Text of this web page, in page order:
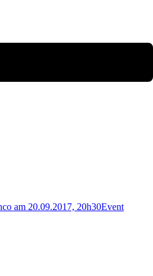
am 20.09.2017, 20h30Event